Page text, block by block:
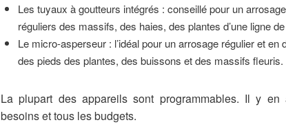
Les tuyaux à goutteurs intégrés : conseillé pour un
réguliers des massifs, des haies, des plantes d’une ligne
Le micro-asperseur : l’idéal pour un arrosage régulier et en
des pieds des plantes, des buissons et des massifs fleuris.
La plupart des appareils sont programmables. Il y
besoins et tous les budgets.